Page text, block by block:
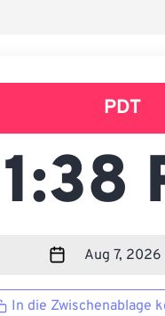
PDT
In die Zwischenablage